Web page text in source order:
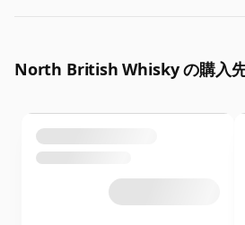
North British Whisky の購入